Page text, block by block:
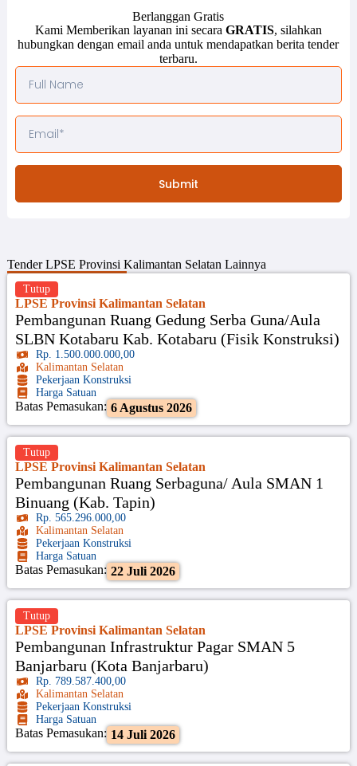
Berlanggan Gratis
Kami Memberikan layanan ini secara GRATIS, silahkan
hubungkan dengan email anda untuk mendapatkan berita tender
terbaru.
Submit
TenderLPSE Provinsi Kalimantan Selatan Lainnya
LPSE Provinsi Kalimantan Selatan
Pembangunan Ruang Gedung Serba Guna/Aula
SLBN Kotabaru Kab. Kotabaru (Fisik Konstruksi)
Rp. 1.500.000.000,00
Kalimantan Selatan
Pekerjaan Konstruksi
Harga Satuan
Batas Pemasukan: 6 Agustus 2026
Tutup
LPSE Provinsi Kalimantan Selatan
Pembangunan Ruang Serbaguna/ Aula SMAN 1
Binuang (Kab. Tapin)
Rp. 565.296.000,00
Kalimantan Selatan
Pekerjaan Konstruksi
Harga Satuan
Batas Pemasukan: 22 Juli 2026
Tutup
LPSE Provinsi Kalimantan Selatan
Pembangunan Infrastruktur Pagar SMAN 5
Banjarbaru (Kota Banjarbaru)
Rp. 789.587.400,00
Kalimantan Selatan
Pekerjaan Konstruksi
Harga Satuan
Batas Pemasukan: 14 Juli 2026
Tutup